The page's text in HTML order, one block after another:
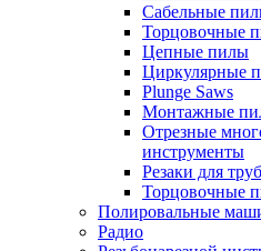
Сабельные
Торцовочные
Цепные пилы
Циркулярные
Plunge Saws
Монтажные
Отрезные
инструменты
Резаки для
Торцовочные
Полировальные
Радио